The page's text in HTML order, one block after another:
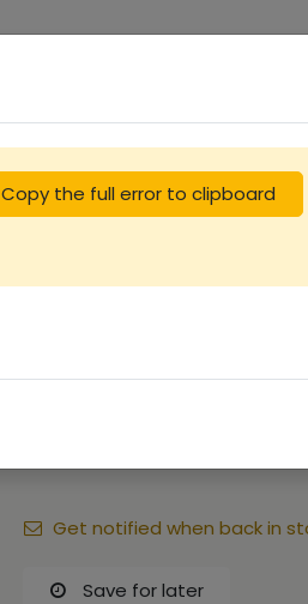
Miel de
Get notified when back in
Save for later
Copy the full error to clipboard